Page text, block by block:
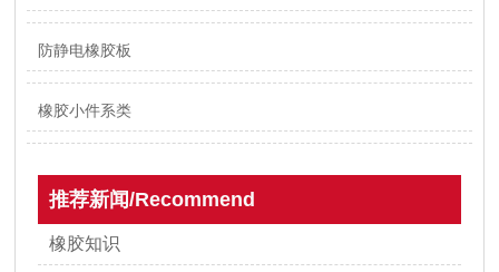
防静电橡胶板
橡胶小件系类
推荐新闻/Recommend
橡胶知识